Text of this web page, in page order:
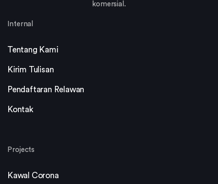
komersial.
Internal
Tentang Kami
Kirim Tulisan
Pendaftaran Relawan
Kontak
Projects
Kawal Corona